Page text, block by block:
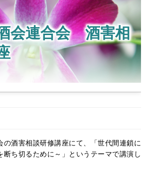
会連合会 酒害相
の酒害相談研修講座にて、「世代間連鎖に
断ち切るために～」というテーマで講演し